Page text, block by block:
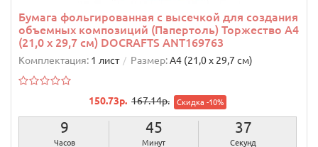
Бумага фольгированная с высечкой для создания
объемных композиций (Папертоль) Торжество А4
(21,0 х 29,7 см) DOCRAFTS ANT169763
Комплектация: 1 лист Размер:А4 (21,0 х 29,7 см)
150.73р. 167.14р. Скидка -10%
9
Часов
45
Минут
36
Секунд